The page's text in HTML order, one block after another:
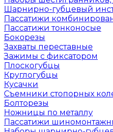
Шарнирно-губцевый
Пассатижи
Пассатижи тонконосые
Бокорезы
Захваты переставные
Зажимы с фиксатором
Плоскогубцы
Круглогубцы
Кусачки
Съемники стопорных
Болторезы
Ножницы по металлу
Пассатижи